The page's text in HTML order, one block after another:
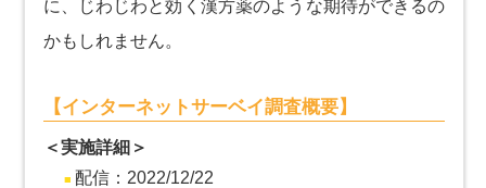
に、じわじわと効く漢方薬のような期待ができるの
かもしれません。
【インターネットサーベイ調査概要】
＜実施詳細＞
配信：2022/12/22